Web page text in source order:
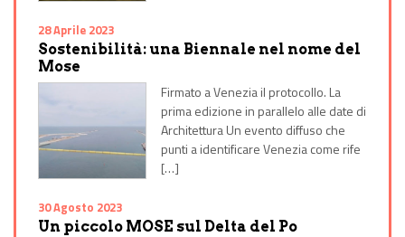
28 Aprile 2023
Sostenibilità: una Biennale nel nome del
Mose
Firmato a Venezia il protocollo. La
prima edizione in parallelo alle date di
Architettura Un evento diffuso che
punti a identificare Venezia come rife
[…]
30 Agosto 2023
Un piccolo MOSE sul Delta del Po